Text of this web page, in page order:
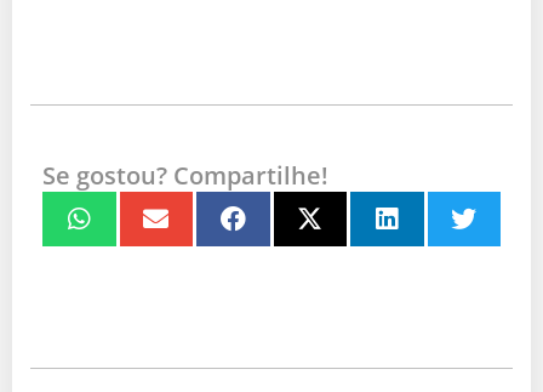
Se gostou? Compartilhe!